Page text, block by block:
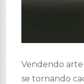
Vendendo arte
se tornando